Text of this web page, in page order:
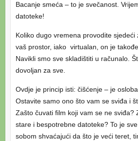
Bacanje smeća – to je svečanost.
datoteke!
Koliko dugo vremena provodite sjedeći
vaš prostor, iako virtualan, on je
Navikli smo sve skladištiti u računalo.
dovoljan za sve.
Ovdje je princip isti: čišćenje – je
Ostavite samo ono što vam se sviđa i
Zašto čuvati film koji vam se ne sviđa?
stare i bespotrebne datoteke? To je
sobom shvaćajući da što je veći teret,